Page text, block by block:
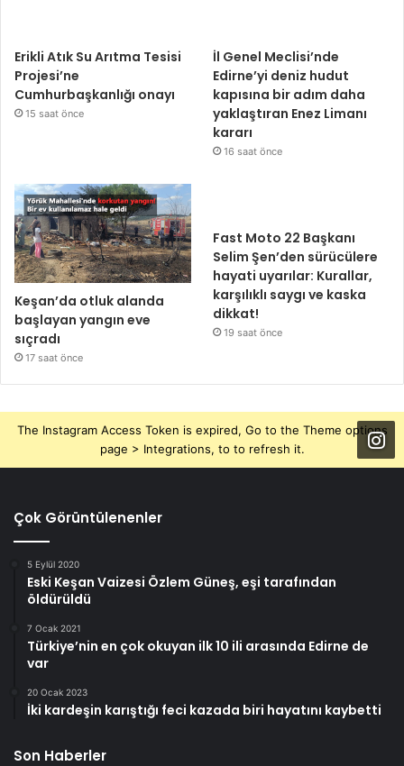
Erikli Atık Su Arıtma Tesisi
Projesi’ne
Cumhurbaşkanlığı onayı
15 saat önce
İl Genel Meclisi’nde
Edirne’yi deniz hudut
kapısına bir adım daha
yaklaştıran Enez Limanı
kararı
16 saat önce
Keşan’da otluk alanda
başlayan yangın eve
sıçradı
17 saat önce
Fast Moto 22 Başkanı
Selim Şen’den sürücülere
hayati uyarılar: Kurallar,
karşılıklı saygı ve kaska
dikkat!
19 saat önce
The Instagram Access Token is expired, Go to the Theme options
page > Integrations, to to refresh it.
Çok Görüntülenenler
5 Eylül 2020
Eski Keşan Vaizesi Özlem Güneş, eşi tarafından
öldürüldü
7 Ocak 2021
Türkiye’nin en çok okuyan ilk 10 ili arasında Edirne de
var
20 Ocak 2023
İki kardeşin karıştığı feci kazada biri hayatını kaybetti
Son Haberler